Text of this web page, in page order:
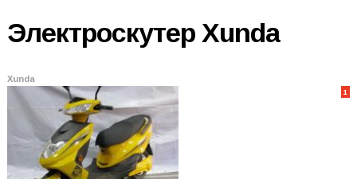
Электроскутер Xunda
Xunda
1